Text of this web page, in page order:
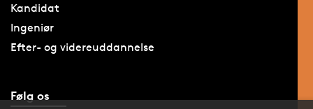
Kandidat
Ingeniør
Efter- og videreuddannelse
Følg os